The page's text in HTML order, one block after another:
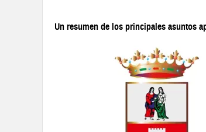
Un resumen de los principales asuntos